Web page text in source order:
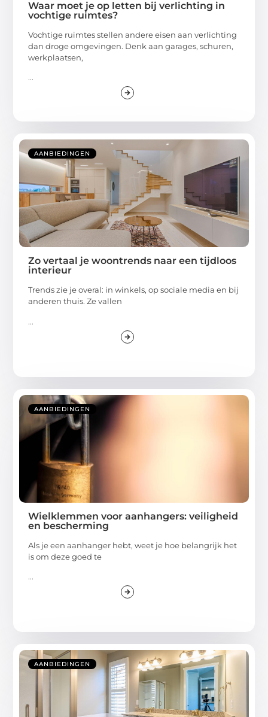
Waar moet je op letten bij verlichting in
vochtige ruimtes?
Vochtige ruimtes stellen andere eisen aan verlichting
dan droge omgevingen. Denk aan garages, schuren,
werkplaatsen,
...
AANBIEDINGEN
Zo vertaal je woontrends naar een tijdloos
interieur
Trends zie je overal: in winkels, op sociale media en bij
anderen thuis. Ze vallen
...
AANBIEDINGEN
Wielklemmen voor aanhangers: veiligheid
en bescherming
Als je een aanhanger hebt, weet je hoe belangrijk het
is om deze goed te
...
AANBIEDINGEN